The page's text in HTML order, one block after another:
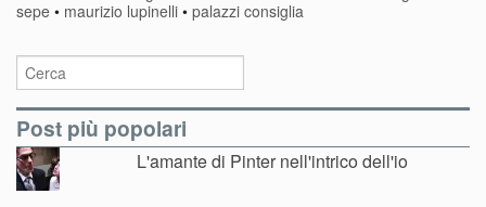
sepe • maurizio lupinelli • palazzi consiglia
Post più popolari
L'amante di Pinter nell'intrico dell'io